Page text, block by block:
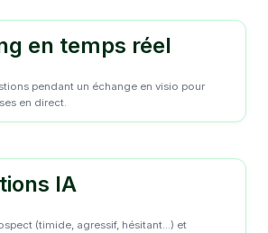
en temps réel
pendant un échange en visio pour
en direct.
IA
(timide, agressif, hésitant...) et